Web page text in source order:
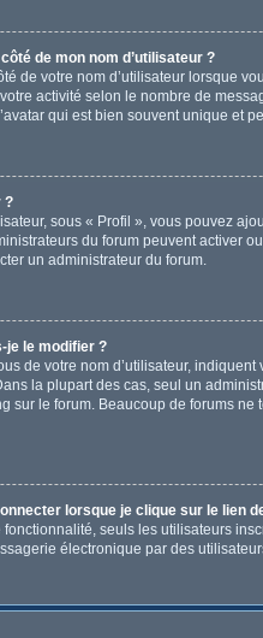
de mon nom d’utilisateur ?
de votre nom d’utilisateur lorsque
activité selon le nombre de
qui est bien souvent unique et
?
sous « Profil », vous pouvez
du forum peuvent activer
un administrateur du forum.
je le modifier ?
de votre nom d’utilisateur,
la plupart des cas, seul un
sur le forum. Beaucoup de forums
lorsque je clique sur le lien
seuls les utilisateurs
électronique par des